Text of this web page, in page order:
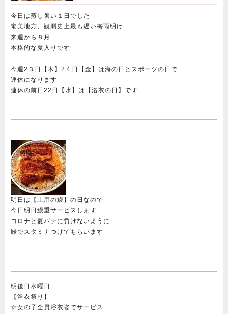
今日は蒸し暑い１日でした
奄美地方、観測史上最も遅い梅雨明け
来週から８月
本格的な夏入りです
今週2３日【木】2４日【金】は海の日とスポーツの日で
連休になります
連休の前日22日【水】は【浴衣の日】です
明日は【土用の鰻】の日なので
今日明日鰻重サービスします
コロナと夏バテに負けないように
鰻でスタミナつけてもらいます
明後日水曜日
【浴衣祭り】
☆女の子全員浴衣姿でサービス